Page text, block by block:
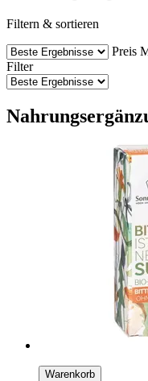
Filtern & sortieren
Preis
Filter
Warenkorb